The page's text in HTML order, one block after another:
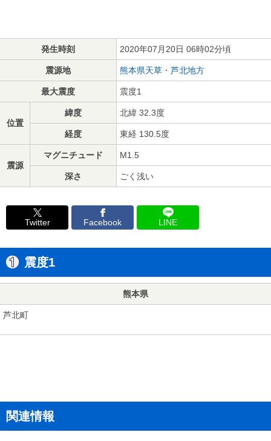
発生時刻 2020年07月20日 06時02分頃
震源地 熊本県天草・芦北地方
最大震度 震度1
位置
緯度 北緯 32.3度
経度 東経 130.5度
震源
マグニチュード M1.5
深さ ごく浅い
Twitter Facebook LINE
震度1
熊本県
芦北町
関連情報